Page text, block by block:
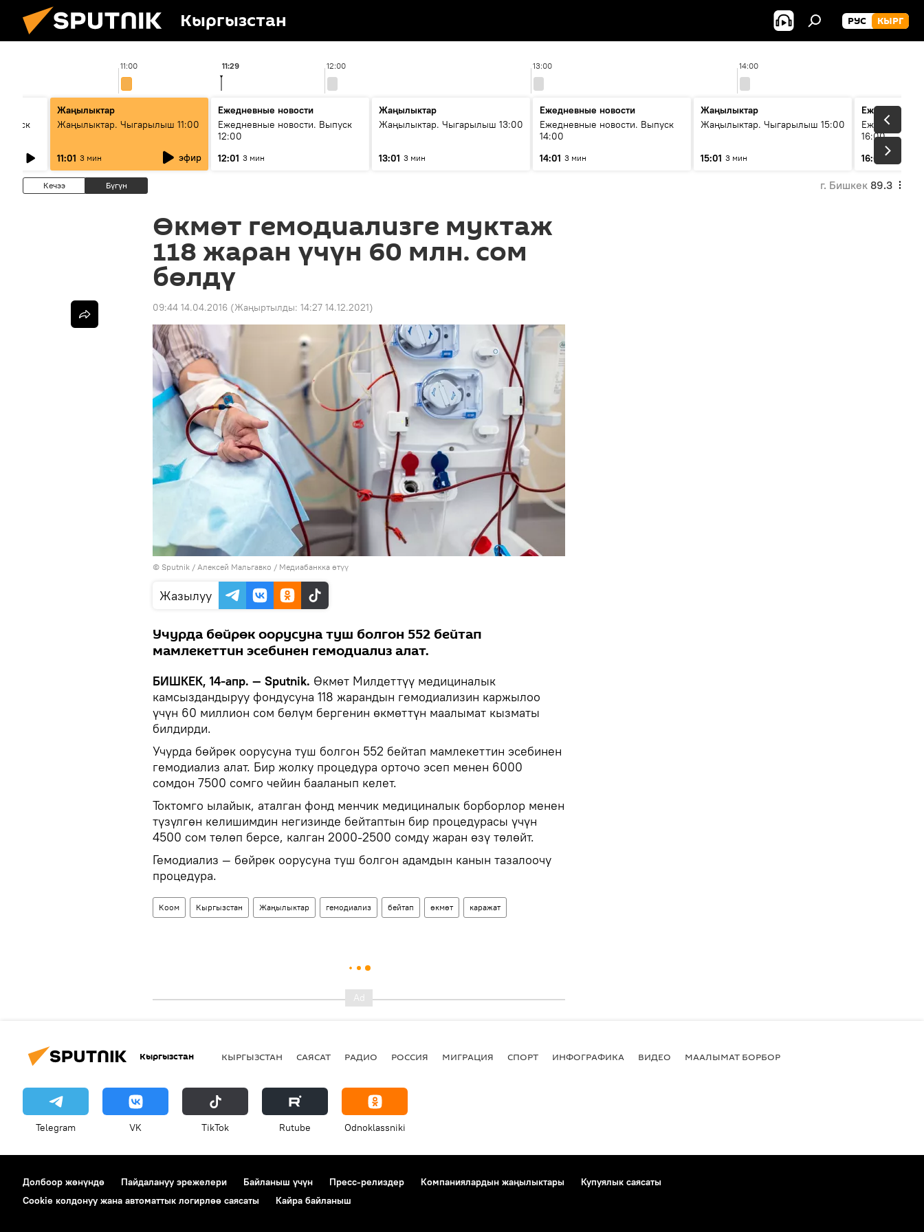
Кыргызстан РУС КЫРГ
11:00 12:00 13:00 14:00
11:29
Жаңылыктар
Жаңылыктар. Чыгарылыш 11:00
11:01 3 мин эфир
Ежедневные новости
Ежедневные новости. Выпуск
12:00
12:01 3 мин
Жаңылыктар
Жаңылыктар. Чыгарылыш 13:00
13:01 3 мин
Ежедневные новости
Ежедневные новости. Выпуск
14:00
14:01 3 мин
Жаңылыктар
Жаңылыктар. Чыгарылыш 15:00
15:01 3 мин
Ежедневные
Ежедневные
16:00
16:01
3 мин
Кечээ Бүгүн г. Бишкек 89.3
Өкмөт гемодиализге муктаж
118 жаран үчүн 60 млн. сом
бөлдү
09:44 14.04.2016 (Жаңыртылды: 14:27 14.12.2021)
© Sputnik / Алексей Мальгавко / Медиабанкка өтүү
Жазылуу
Учурда бөйрөк оорусуна туш болгон 552 бейтап
мамлекеттин эсебинен гемодиализ алат.
БИШКЕК, 14-апр. — Sputnik. Өкмөт Милдеттүү медициналык
камсыздандыруу фондусуна 118 жарандын гемодиализин каржылоо
үчүн 60 миллион сом бөлүм бергенин өкмөттүн маалымат кызматы
билдирди.
Учурда бөйрөк оорусуна туш болгон 552 бейтап мамлекеттин эсебинен
гемодиализ алат. Бир жолку процедура орточо эсеп менен 6000
сомдон 7500 сомго чейин бааланып келет.
Токтомго ылайык, аталган фонд менчик медициналык борборлор менен
түзүлгөн келишимдин негизинде бейтаптын бир процедурасы үчүн
4500 сом төлөп берсе, калган 2000-2500 сомду жаран өзү төлөйт.
Гемодиализ — бөйрөк оорусуна туш болгон адамдын канын тазалоочу
процедура.
Коом Кыргызстан Жаңылыктар гемодиализ бейтап өкмөт каражат
Кыргызстан КЫРГЫЗСТАН САЯСАТ РАДИО РОССИЯ МИГРАЦИЯ СПОРТ ИНФОГРАФИКА ВИДЕО МААЛЫМАТ БОРБОР
Telegram VK ТikТоk Rutube Odnoklassniki
Долбоор жөнүндө Пайдалануу эрежелери Байланыш үчүн Пресс-релиздер Компаниялардын жаңылыктары
Купуялык саясаты
Cookie колдонуу жана автоматтык логирлөө саясаты
Кайра байланыш